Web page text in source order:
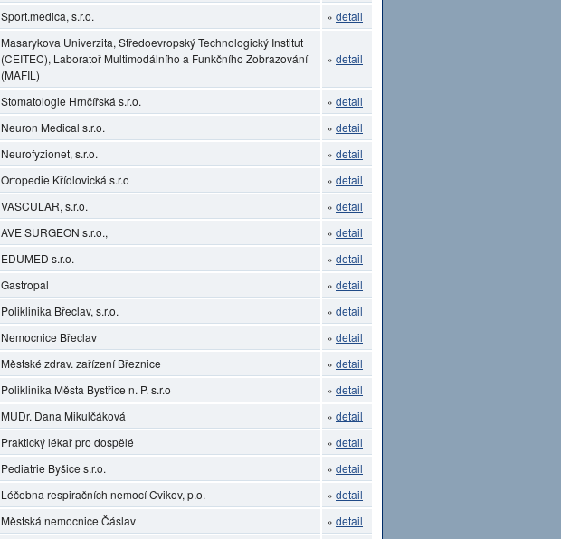
Sport.medica, s.r.o. » detail
Masarykova Univerzita, Středoevropský Technologický Institut
(CEITEC), Laboratoř Multimodálního a Funkčního Zobrazování
(MAFIL)
» detail
Stomatologie Hrnčířská s.r.o. » detail
Neuron Medical s.r.o. » detail
Neurofyzionet, s.r.o. » detail
Ortopedie Křídlovická s.r.o » detail
VASCULAR, s.r.o. » detail
AVE SURGEON s.r.o., » detail
EDUMED s.r.o. » detail
Gastropal » detail
Poliklinika Břeclav, s.r.o. » detail
Nemocnice Břeclav » detail
Městské zdrav. zařízení Březnice » detail
Poliklinika Města Bystřice n. P. s.r.o » detail
MUDr. Dana Mikulčáková » detail
Praktický lékař pro dospělé » detail
Pediatrie Byšice s.r.o. » detail
Léčebna respiračních nemocí Cvikov, p.o. » detail
Městská nemocnice Čáslav » detail